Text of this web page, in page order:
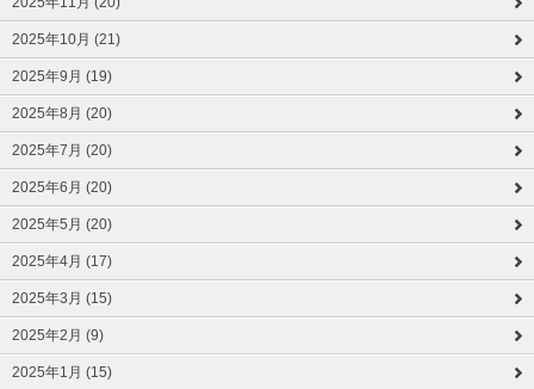
2025年10月 (21)
2025年9月 (19)
2025年8月 (20)
2025年7月 (20)
2025年6月 (20)
2025年5月 (20)
2025年4月 (17)
2025年3月 (15)
2025年2月 (9)
2025年1月 (15)